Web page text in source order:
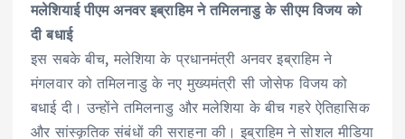
मलेशियाई पीएम अनवर इब्राहिम ने तमिलनाडु के सीएम विजय को
दी बधाई
इस सबके बीच, मलेशिया के प्रधानमंत्री अनवर इब्राहिम ने
मंगलवार को तमिलनाडु के नए मुख्यमंत्री सी जोसेफ विजय को
बधाई दी। उन्होंने तमिलनाडु और मलेशिया के बीच गहरे ऐतिहासिक
और सांस्कृतिक संबंधों की सराहना की। इब्राहिम ने सोशल मीडिया